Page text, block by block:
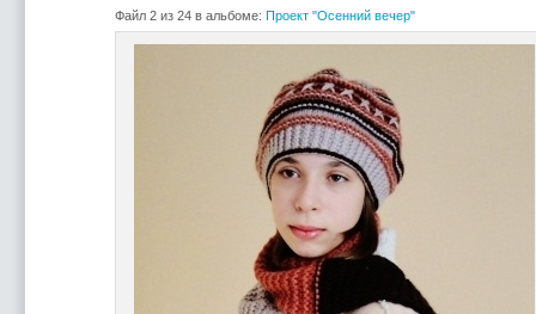
Файл 2 из 24 в альбоме: Проект "Осенний вечер"